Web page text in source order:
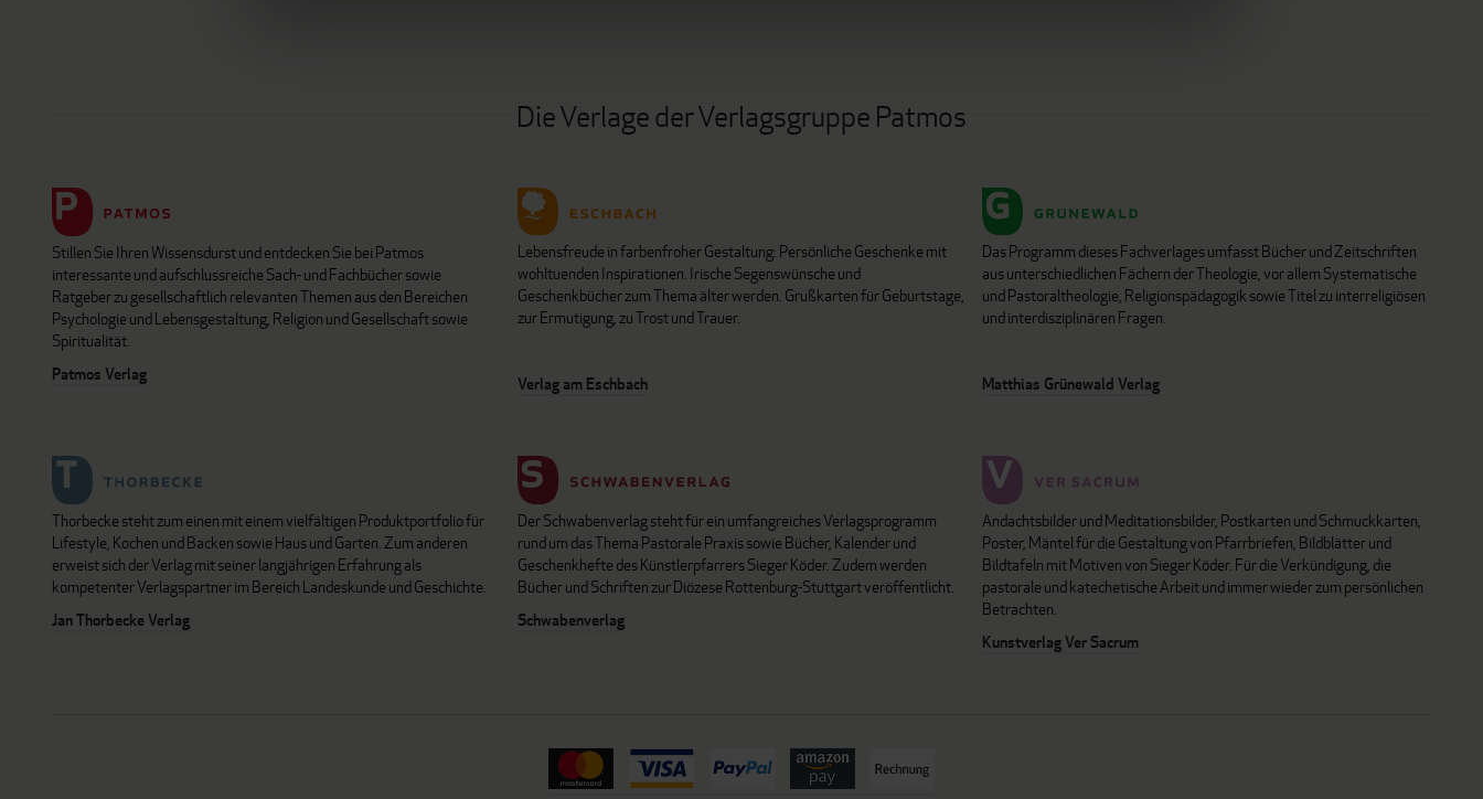
Die Verlage der Verlagsgruppe Patmos
Stillen Sie Ihren Wissensdurst und entdecken Sie bei Patmos
interessante und aufschlussreiche Sach- und Fachbücher sowie
Ratgeber zu gesellschaftlich relevanten Themen aus den Bereichen
Psychologie und Lebensgestaltung, Religion und Gesellschaft sowie
Spiritualität.
Patmos Verlag
Lebensfreude in farbenfroher Gestaltung: Persönliche Geschenke mit
wohltuenden Inspirationen. Irische Segenswünsche und
Geschenkbücher zum Thema älter werden. Grußkarten für Geburtstage,
zur Ermutigung, zu Trost und Trauer.
Verlag am Eschbach
Das Programm dieses Fachverlages umfasst Bücher und Zeitschriften
aus unterschiedlichen Fächern der Theologie, vor allem Systematische
und Pastoraltheologie, Religionspädagogik sowie Titel zu interreligiösen
und interdisziplinären Fragen.
Matthias Grünewald Verlag
Thorbecke steht zum einen mit einem vielfältigen Produktportfolio für
Lifestyle, Kochen und Backen sowie Haus und Garten. Zum anderen
erweist sich der Verlag mit seiner langjährigen Erfahrung als
kompetenter Verlagspartner im Bereich Landeskunde und Geschichte.
Jan Thorbecke Verlag
Der Schwabenverlag steht für ein umfangreiches Verlagsprogramm
rund um das Thema Pastorale Praxis sowie Bücher, Kalender und
Geschenkhefte des Künstlerpfarrers Sieger Köder. Zudem werden
Bücher und Schriften zur Diözese Rottenburg-Stuttgart veröffentlicht.
Schwabenverlag
Andachtsbilder und Meditationsbilder, Postkarten und Schmuckkarten,
Poster, Mäntel für die Gestaltung von Pfarrbriefen, Bildblätter und
Bildtafeln mit Motiven von Sieger Köder. Für die Verkündigung, die
pastorale und katechetische Arbeit und immer wieder zum persönlichen
Betrachten.
Kunstverlag Ver Sacrum